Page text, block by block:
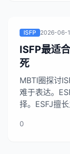
ISFP 2026-06-
ISFP最适
死
MBTI圈探讨
难于表达。
择。ESFJ擅
茶、陪伴等方
0